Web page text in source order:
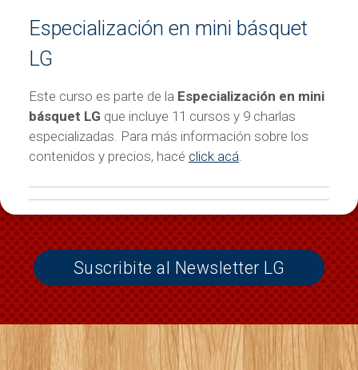
Especialización en mini básquet
LG
Este curso es parte de la Especialización en mini
básquet LG que incluye 11 cursos y 9 charlas
especializadas. Para más información sobre los
contenidos y precios, hacé click acá
Suscribite al Newsletter LG